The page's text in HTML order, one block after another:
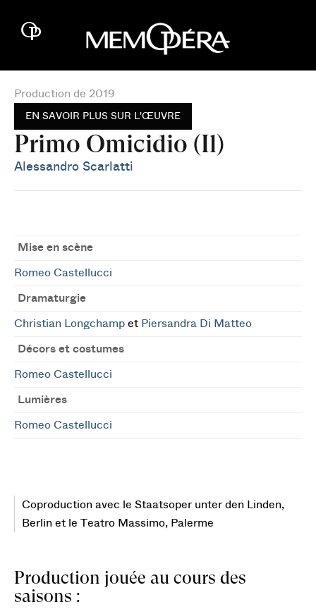
Production de 2019
EN SAVOIR PLUS SUR L'ŒUVRE
Primo Omicidio (Il)
Alessandro Scarlatti
Mise en scène
Romeo Castellucci
Dramaturgie
Christian Longchamp et Piersandra Di Matteo
Décors et costumes
Romeo Castellucci
Lumières
Romeo Castellucci
Coproduction avec le Staatsoper unter den Linden,
Berlin et le Teatro Massimo, Palerme
Production jouée au cours des
saisons :